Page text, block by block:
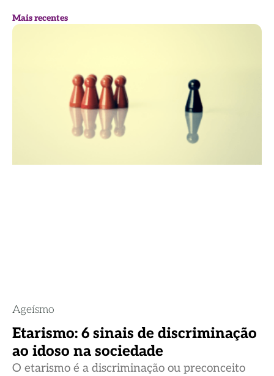
Mais recentes
Ageísmo
Etarismo: 6 sinais de discriminação
ao idoso na sociedade
O etarismo é a discriminação ou preconceito